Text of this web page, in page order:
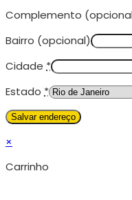
Complemento
Bairro (opcional)
Cidade *
Estado *
×
Carrinho